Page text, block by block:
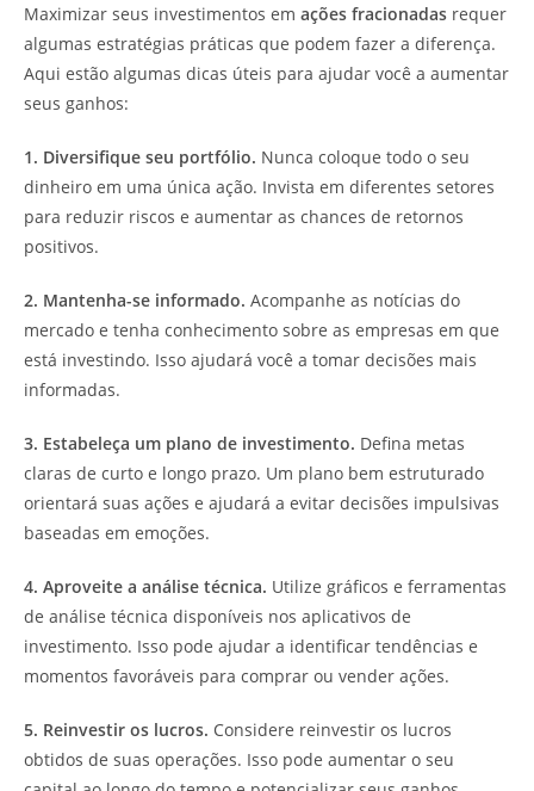
Maximizar seus investimentos em ações fracionadas requer
algumas estratégias práticas que podem fazer a diferença.
Aqui estão algumas dicas úteis para ajudar você a aumentar
seus ganhos:
1. Diversifique seu portfólio. Nunca coloque todo o seu
dinheiro em uma única ação. Invista em diferentes setores
para reduzir riscos e aumentar as chances de retornos
positivos.
2. Mantenha-se informado. Acompanhe as notícias do
mercado e tenha conhecimento sobre as empresas em que
está investindo. Isso ajudará você a tomar decisões mais
informadas.
3. Estabeleça um plano de investimento. Defina metas
claras de curto e longo prazo. Um plano bem estruturado
orientará suas ações e ajudará a evitar decisões impulsivas
baseadas em emoções.
4. Aproveite a análise técnica. Utilize gráficos e ferramentas
de análise técnica disponíveis nos aplicativos de
investimento. Isso pode ajudar a identificar tendências e
momentos favoráveis para comprar ou vender ações.
5. Reinvestir os lucros. Considere reinvestir os lucros
obtidos de suas operações. Isso pode aumentar o seu